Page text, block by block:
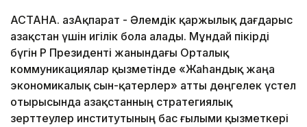
АСТАНА. ҚазАқпарат - Әлемдік қаржылық дағдарыс
Қазақстан үшін игілік бола алады. Мұндай пікірді
бүгін ҚР Президенті жанындағы Орталық
коммуникациялар қызметінде «Жаһандық жаңа
экономикалық сын-қатерлер» атты дөңгелек үстел
отырысында Қазақстанның стратегиялық
зерттеулер институтының бас ғылыми қызметкері